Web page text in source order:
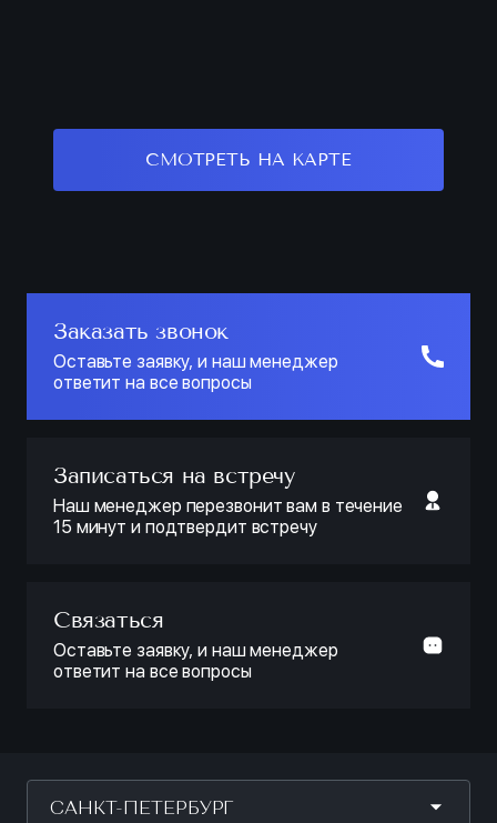
СМОТРЕТЬ НА КАРТЕ
Заказать звонок
Оставьте заявку, и наш менеджер
ответит на все вопросы
Записаться на встречу
Наш менеджер перезвонит вам в течение
15 минут и подтвердит встречу
Связаться
Оставьте заявку, и наш менеджер
ответит на все вопросы
САНКТ-ПЕТЕРБУРГ